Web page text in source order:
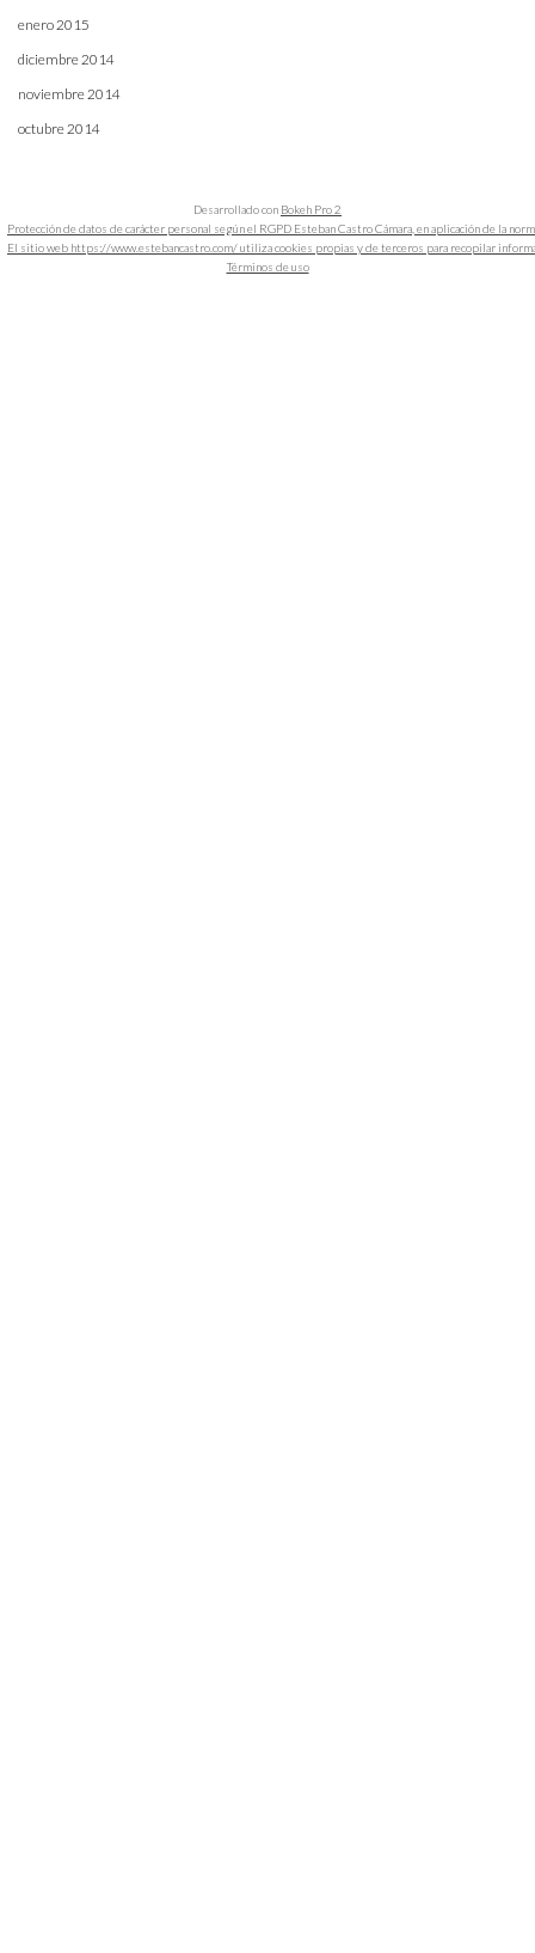
enero 2015
diciembre 2014
noviembre 2014
octubre 2014
Desarrollado con Bokeh Pro 2
Protección de datos de carácter personal según el RGPD Esteban Castro Cámara, en aplicación de la
El sitio web https://www.estebancastro.com/ utiliza cookies propias y de terceros para recopilar
Términos de uso